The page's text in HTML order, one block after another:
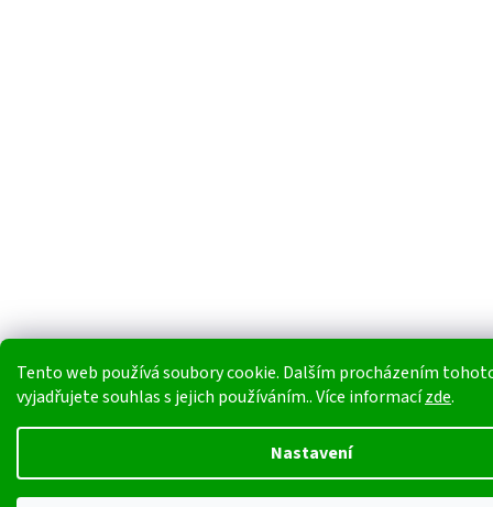
Tento web používá soubory cookie. Dalším procházením
vyjadřujete souhlas s jejich používáním.. Více informacízde.
Nastavení